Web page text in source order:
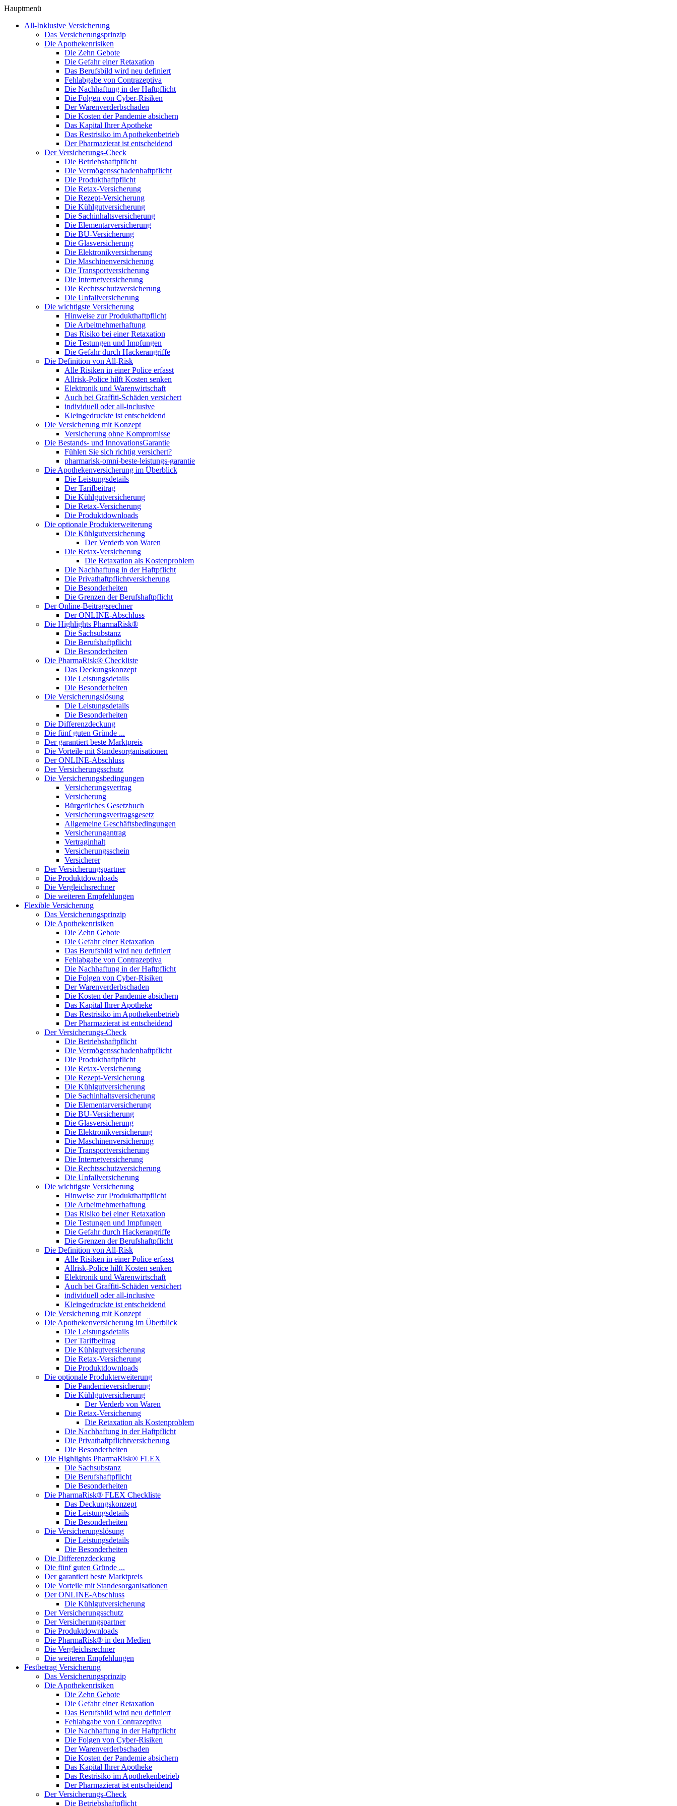
Hauptmenü
All-Inklusive Versicherung
Das Versicherungsprinzip
Die Apothekenrisiken
Die Zehn Gebote
Die Gefahr einer Retaxation
Das Berufsbild wird neu definiert
Fehlabgabe von Contrazeptiva
Die Nachhaftung in der Haftpflicht
Die Folgen von Cyber-Risiken
Der Warenverderbschaden
Die Kosten der Pandemie absichern
Das Kapital Ihrer Apotheke
Das Restrisiko im Apothekenbetrieb
Der Pharmazierat ist entscheidend
Der Versicherungs-Check
Die Betriebshaftpflicht
Die Vermögensschadenhaftpflicht
Die Produkthaftpflicht
Die Retax-Versicherung
Die Rezept-Versicherung
Die Kühlgutversicherung
Die Sachinhaltsversicherung
Die Elementarversicherung
Die BU-Versicherung
Die Glasversicherung
Die Elektronikversicherung
Die Maschinenversicherung
Die Transportversicherung
Die Internetversicherung
Die Rechtsschutzversicherung
Die Unfallversicherung
Die wichtigste Versicherung
Hinweise zur Produkthaftpflicht
Die Arbeitnehmerhaftung
Das Risiko bei einer Retaxation
Die Testungen und Impfungen
Die Gefahr durch Hackerangriffe
Die Definition von All-Risk
Alle Risiken in einer Police erfasst
Allrisk-Police hilft Kosten senken
Elektronik und Warenwirtschaft
Auch bei Graffiti-Schäden versichert
individuell oder all-inclusive
Kleingedruckte ist entscheidend
Die Versicherung mit Konzept
Versicherung ohne Kompromisse
Die Bestands- und InnovationsGarantie
Fühlen Sie sich richtig versichert?
pharmarisk-omni-beste-leistungs-garantie
Die Apothekenversicherung im Überblick
Die Leistungsdetails
Der Tarifbeitrag
Die Kühlgutversicherung
Die Retax-Versicherung
Die Produktdownloads
Die optionale Produkterweiterung
Die Kühlgutversicherung
Der Verderb von Waren
Die Retax-Versicherung
Die Retaxation als Kostenproblem
Die Nachhaftung in der Haftpflicht
Die Privathaftpflichtversicherung
Die Besonderheiten
Die Grenzen der Berufshaftpflicht
Der Online-Beitragsrechner
Der ONLINE-Abschluss
Die Highlights PharmaRisk®
Die Sachsubstanz
Die Berufshaftpflicht
Die Besonderheiten
Die PharmaRisk® Checkliste
Das Deckungskonzept
Die Leistungsdetails
Die Besonderheiten
Die Versicherungslösung
Die Leistungsdetails
Die Besonderheiten
Die Differenzdeckung
Die fünf guten Gründe ...
Der garantiert beste Marktpreis
Die Vorteile mit Standesorganisationen
Der ONLINE-Abschluss
Der Versicherungsschutz
Die Versicherungsbedingungen
Versicherungsvertrag
Versicherung
Bürgerliches Gesetzbuch
Versicherungsvertragsgesetz
Allgemeine Geschäftsbedingungen
Versicherungantrag
Vertraginhalt
Versicherungsschein
Versicherer
Der Versicherungspartner
Die Produktdownloads
Die Vergleichsrechner
Die weiteren Empfehlungen
Flexible Versicherung
Das Versicherungsprinzip
Die Apothekenrisiken
Die Zehn Gebote
Die Gefahr einer Retaxation
Das Berufsbild wird neu definiert
Fehlabgabe von Contrazeptiva
Die Nachhaftung in der Haftpflicht
Die Folgen von Cyber-Risiken
Der Warenverderbschaden
Die Kosten der Pandemie absichern
Das Kapital Ihrer Apotheke
Das Restrisiko im Apothekenbetrieb
Der Pharmazierat ist entscheidend
Der Versicherungs-Check
Die Betriebshaftpflicht
Die Vermögensschadenhaftpflicht
Die Produkthaftpflicht
Die Retax-Versicherung
Die Rezept-Versicherung
Die Kühlgutversicherung
Die Sachinhaltsversicherung
Die Elementarversicherung
Die BU-Versicherung
Die Glasversicherung
Die Elektronikversicherung
Die Maschinenversicherung
Die Transportversicherung
Die Internetversicherung
Die Rechtsschutzversicherung
Die Unfallversicherung
Die wichtigste Versicherung
Hinweise zur Produkthaftpflicht
Die Arbeitnehmerhaftung
Das Risiko bei einer Retaxation
Die Testungen und Impfungen
Die Gefahr durch Hackerangriffe
Die Grenzen der Berufshaftpflicht
Die Definition von All-Risk
Alle Risiken in einer Police erfasst
Allrisk-Police hilft Kosten senken
Elektronik und Warenwirtschaft
Auch bei Graffiti-Schäden versichert
individuell oder all-inclusive
Kleingedruckte ist entscheidend
Die Versicherung mit Konzept
Die Apothekenversicherung im Überblick
Die Leistungsdetails
Der Tarifbeitrag
Die Kühlgutversicherung
Die Retax-Versicherung
Die Produktdownloads
Die optionale Produkterweiterung
Die Pandemieversicherung
Die Kühlgutversicherung
Der Verderb von Waren
Die Retax-Versicherung
Die Retaxation als Kostenproblem
Die Nachhaftung in der Haftpflicht
Die Privathaftpflichtversicherung
Die Besonderheiten
Die Highlights PharmaRisk® FLEX
Die Sachsubstanz
Die Berufshaftpflicht
Die Besonderheiten
Die PharmaRisk® FLEX Checkliste
Das Deckungskonzept
Die Leistungsdetails
Die Besonderheiten
Die Versicherungslösung
Die Leistungsdetails
Die Besonderheiten
Die Differenzdeckung
Die fünf guten Gründe ...
Der garantiert beste Marktpreis
Die Vorteile mit Standesorganisationen
Der ONLINE-Abschluss
Die Kühlgutversicherung
Der Versicherungsschutz
Der Versicherungspartner
Die Produktdownloads
Die PharmaRisk® in den Medien
Die Vergleichsrechner
Die weiteren Empfehlungen
Festbetrag Versicherung
Das Versicherungsprinzip
Die Apothekenrisiken
Die Zehn Gebote
Die Gefahr einer Retaxation
Das Berufsbild wird neu definiert
Fehlabgabe von Contrazeptiva
Die Nachhaftung in der Haftpflicht
Die Folgen von Cyber-Risiken
Der Warenverderbschaden
Die Kosten der Pandemie absichern
Das Kapital Ihrer Apotheke
Das Restrisiko im Apothekenbetrieb
Der Pharmazierat ist entscheidend
Der Versicherungs-Check
Die Betriebshaftpflicht